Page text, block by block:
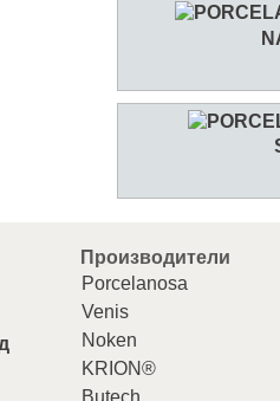
Производители
Porcelanosa
Venis
Noken
KRION®
Butech